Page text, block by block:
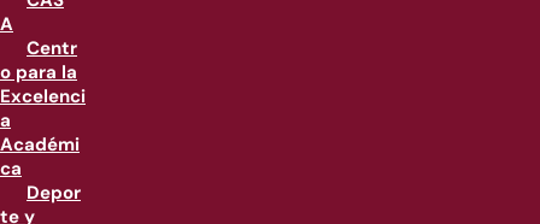
A
Centr
o para la
Excelenci
a
Académi
ca
Depor
te y